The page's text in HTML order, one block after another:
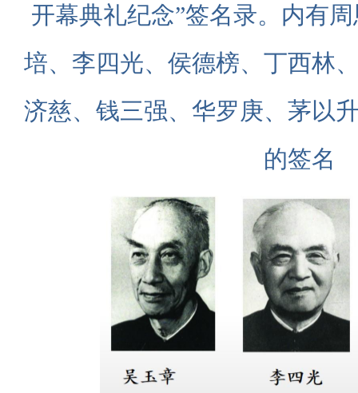
开幕典礼纪念”签名录。内有
培、李四光、侯德榜、丁西林
济慈、钱三强、华罗庚、茅以
的签名